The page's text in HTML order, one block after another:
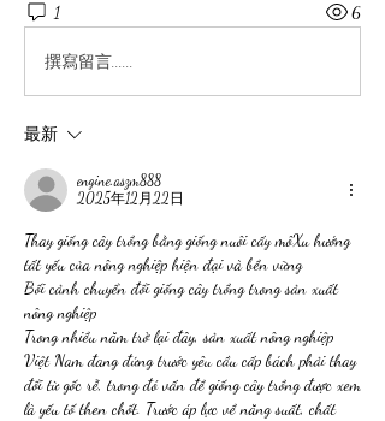
1 6
撰寫留言......
最新
engine.aszm888
2025年12月22日
Thay giống cây trồng bằng giống nuôi cấy môXu hướng
tất yếu của nông nghiệp hiện đại và bền vững
Bối cảnh chuyển đổi giống cây trồng trong sản xuất
nông nghiệp
Trong nhiều năm trở lại đây, sản xuất nông nghiệp
Việt Nam đang đứng trước yêu cầu cấp bách phải thay
đổi từ gốc rễ, trong đó vấn đề giống cây trồng được xem
là yếu tố then chốt. Trước áp lực về năng suất, chất